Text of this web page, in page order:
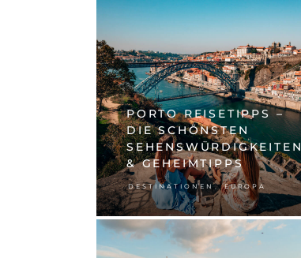
PORTO REISETIPPS –
DIE SCHÖNSTEN
SEHENSWÜRDIGKEITEN
& GEHEIMTIPPS
DESTINATIONEN, EUROPA